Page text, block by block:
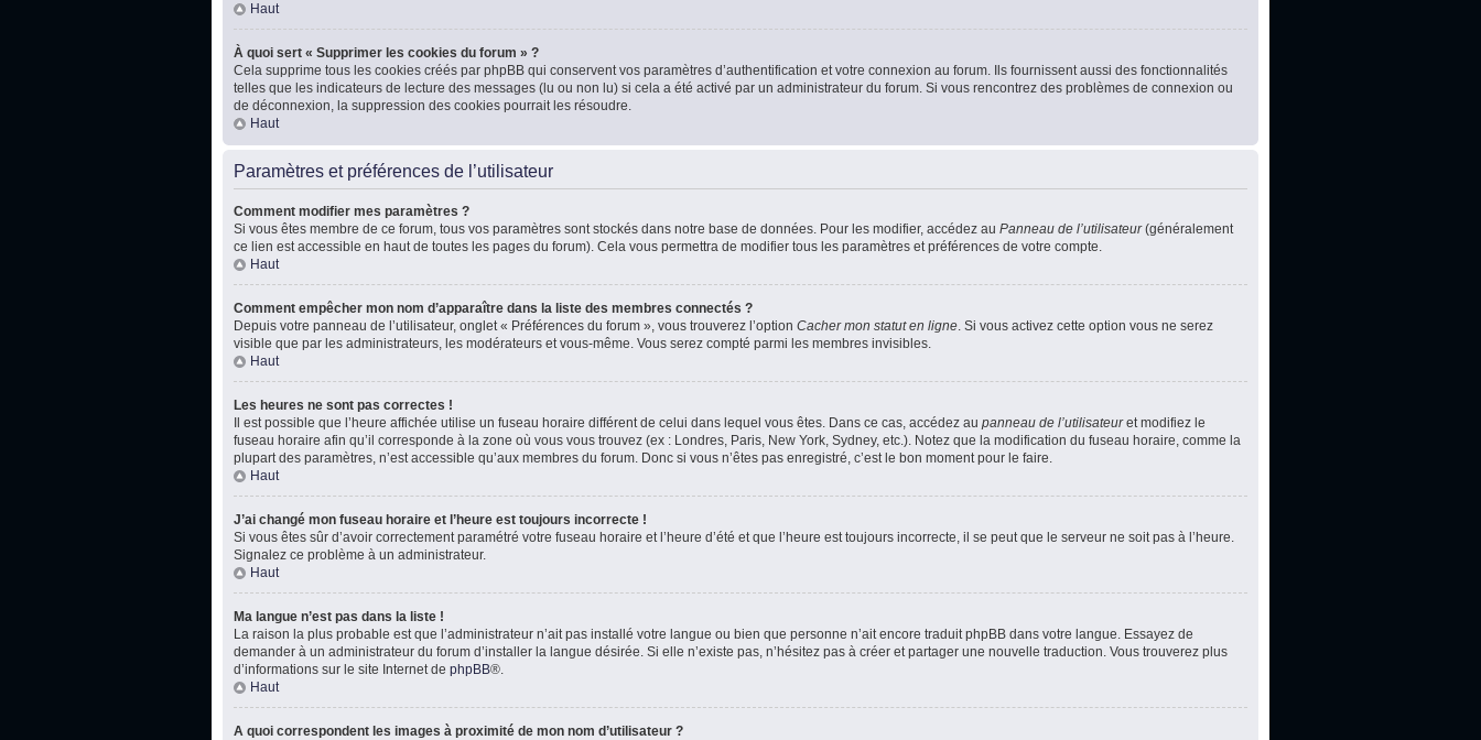
Haut
À quoi sert « Supprimer les cookies du forum » ?
Cela supprime tous les cookies créés par phpBB qui conservent vos paramètres d’authentification et votre connexion au forum. Ils fournissent aussi des fonctionnalités
telles que les indicateurs de lecture des messages (lu ou non lu) si cela a été activé par un administrateur du forum. Si vous rencontrez des problèmes de connexion ou
de déconnexion, la suppression des cookies pourrait les résoudre.
Haut
Paramètres et préférences de l’utilisateur
Comment modifier mes paramètres ?
Si vous êtes membre de ce forum, tous vos paramètres sont stockés dans notre base de données. Pour les modifier, accédez au Panneau de l’utilisateur(généralement
ce lien est accessible en haut de toutes les pages du forum). Cela vous permettra de modifier tous les paramètres et préférences de votre compte.
Haut
Comment empêcher mon nom d’apparaître dans la liste des membres connectés ?
Depuis votre panneau de l’utilisateur, onglet « Préférences du forum », vous trouverez l’option Cacher mon statut en ligne. Si vous activez cette option vous ne serez
visible que par les administrateurs, les modérateurs et vous-même. Vous serez compté parmi les membres invisibles.
Haut
Les heures ne sont pas correctes !
Il est possible que l’heure affichée utilise un fuseau horaire différent de celui dans lequel vous êtes. Dans ce cas, accédez au panneau de l’utilisateuret modifiez le
fuseau horaire afin qu’il corresponde à la zone où vous vous trouvez (ex : Londres, Paris, New York, Sydney, etc.). Notez que la modification du fuseau horaire, comme la
plupart des paramètres, n’est accessible qu’aux membres du forum. Donc si vous n’êtes pas enregistré, c’est le bon moment pour le faire.
Haut
J’ai changé mon fuseau horaire et l’heure est toujours incorrecte !
Si vous êtes sûr d’avoir correctement paramétré votre fuseau horaire et l’heure d’été et que l’heure est toujours incorrecte, il se peut que le serveur ne soit pas à l’heure.
Signalez ce problème à un administrateur.
Haut
Ma langue n’est pas dans la liste !
La raison la plus probable est que l’administrateur n’ait pas installé votre langue ou bien que personne n’ait encore traduit phpBB dans votre langue. Essayez de
demander à un administrateur du forum d’installer la langue désirée. Si elle n’existe pas, n’hésitez pas à créer et partager une nouvelle traduction. Vous trouverez plus
d’informations sur le site Internet de phpBB®.
Haut
A quoi correspondent les images à proximité de mon nom d’utilisateur ?